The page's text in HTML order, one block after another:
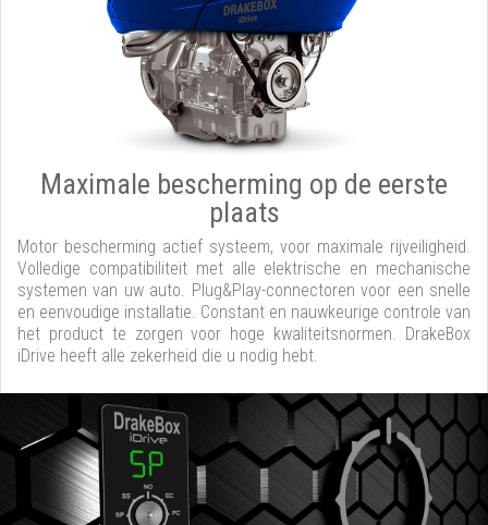
Maximale bescherming op de eerste
plaats
Motor bescherming actief systeem, voor maximale rijveiligheid.
Volledige compatibiliteit met alle elektrische en mechanische
systemen van uw auto. Plug&Play-connectoren voor een snelle
en eenvoudige installatie. Constant en nauwkeurige controle van
het product te zorgen voor hoge kwaliteitsnormen. DrakeBox
iDrive heeft alle zekerheid die u nodig hebt.